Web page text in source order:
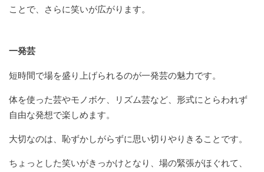
ことで、さらに笑いが広がります。
一発芸
短時間で場を盛り上げられるのが一発芸の魅力です。
体を使った芸やモノボケ、リズム芸など、形式にとらわれず
自由な発想で楽しめます。
大切なのは、恥ずかしがらずに思い切りやりきることです。
ちょっとした笑いがきっかけとなり、場の緊張がほぐれて、